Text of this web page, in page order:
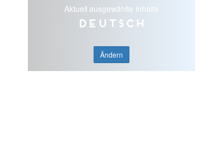
Aktuell ausgewählte Inhalte
Deutsch
Ändern